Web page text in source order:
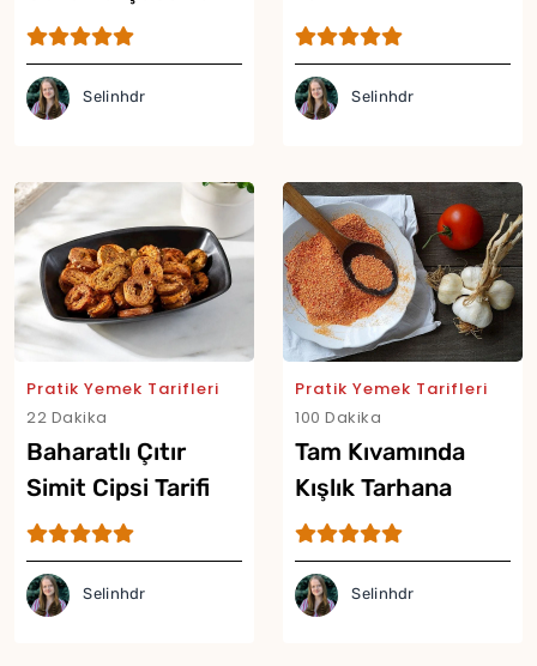
Selinhdr Selinhdr
Pratik Yemek Tarifleri
22 Dakika
Baharatlı Çıtır
Simit Cipsi Tarifi
Selinhdr
Pratik Yemek Tarifleri
100 Dakika
Tam Kıvamında
Kışlık Tarhana
Tarifi
Selinhdr